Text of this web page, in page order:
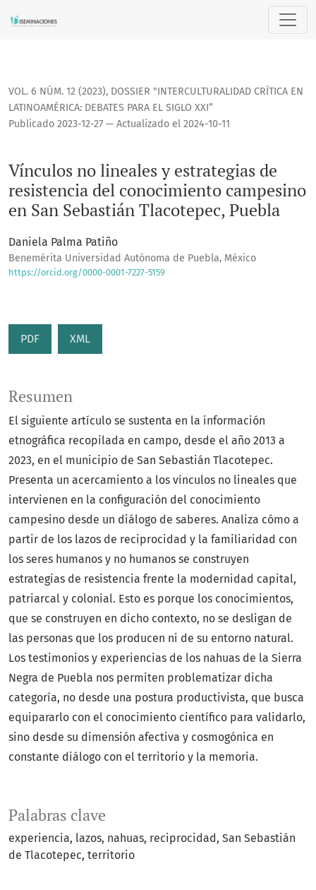
Vínculos no lineales y estrategias de resistencia del
VOL. 6 NÚM. 12 (2023), DOSSIER "INTERCULTURALIDAD CRÍTICA EN
LATINOAMÉRICA: DEBATES PARA EL SIGLO XXI”
Vínculos no lineales y estrategias de
resistencia del conocimiento campesino
en San Sebastián Tlacotepec, Puebla
Publicado 2023-12-27 — Actualizado el 2024-10-11
Daniela Palma Patiño
Benemérita Universidad Autónoma de Puebla, México
https://orcid.org/0000-0001-7227-5159
PDF XML
Palabras clave
experiencia lazos nahuas reciprocidad San Sebastián
de Tlacotepec territorio
Resumen
El siguiente artículo se sustenta en la información
etnográfica recopilada en campo, desde el año 2013 a
2023, en el municipio de San Sebastián Tlacotepec.
Presenta un acercamiento a los vínculos no lineales que
intervienen en la configuración del conocimiento
campesino desde un diálogo de saberes. Analiza cómo a
partir de los lazos de reciprocidad y la familiaridad con
los seres humanos y no humanos se construyen
estrategias de resistencia frente la modernidad capital,
patriarcal y colonial. Esto es porque los conocimientos,
que se construyen en dicho contexto, no se desligan de
las personas que los producen ni de su entorno natural.
Los testimonios y experiencias de los nahuas de la Sierra
Negra de Puebla nos permiten problematizar dicha
categoría, no desde una postura productivista, que busca
equipararlo con el conocimiento científico para validarlo,
sino desde su dimensión afectiva y cosmogónica en
constante diálogo con el territorio y la memoria.